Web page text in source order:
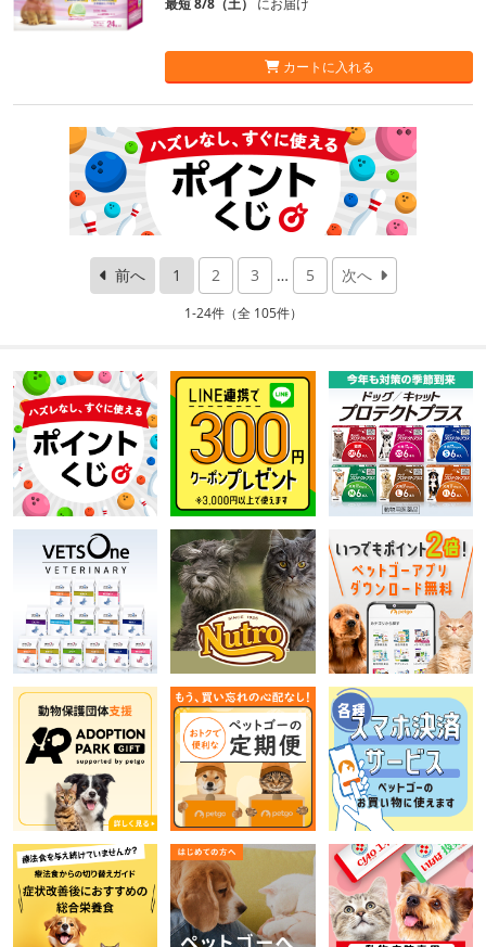
最短 8/8（土） にお届け
カートに入れる
前へ 1 2 3 … 5 次へ
1-24件（全 105件）